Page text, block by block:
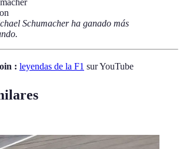
Schumacher ha ganado más
: leyendas de la F1 sur YouTube